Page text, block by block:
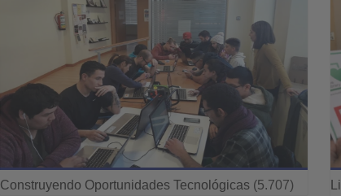
Construyendo Oportunidades Tecnológicas (5.707)